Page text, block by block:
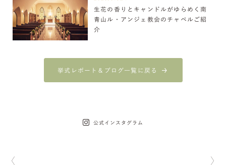
生花の香りとキャンドルがゆらめく南
青山ル・アンジェ教会のチャペルご紹
介
挙式レポート＆ブログ一覧に戻る
公式インスタグラム